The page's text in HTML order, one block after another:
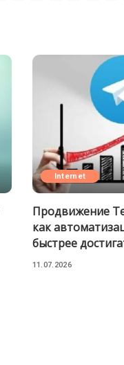
Internet
Продвижение
как
быстрее
11.07.2026